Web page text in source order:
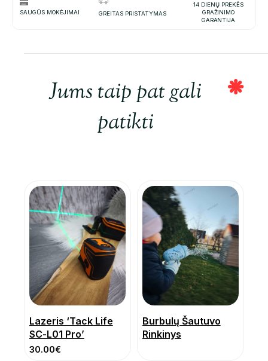
SAUGŪS MOKĖJIMAI GREITAS PRISTATYMAS
14 DIENŲ PREKĖS
GRAŽINIMO
GARANTIJA
Jums taip pat gali
patikti
Lazeris ‘Tack Life
SC-L01 Pro’
30.00€
Burbulų Šautuvo
Rinkinys